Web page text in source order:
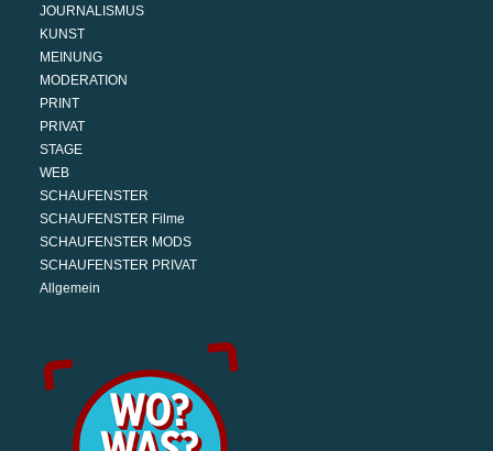
JOURNALISMUS
KUNST
MEINUNG
MODERATION
PRINT
PRIVAT
STAGE
WEB
SCHAUFENSTER
SCHAUFENSTER Filme
SCHAUFENSTER MODS
SCHAUFENSTER PRIVAT
Allgemein